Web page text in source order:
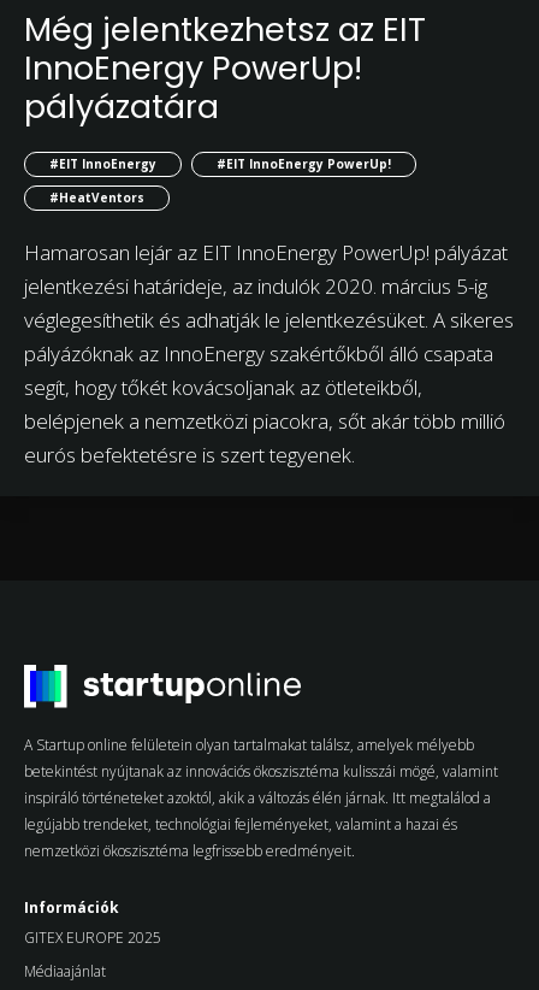
Még jelentkezhetsz az EIT
InnoEnergy PowerUp!
pályázatára
#EIT InnoEnergy
#EIT InnoEnergy PowerUp!
#HeatVentors
Hamarosan lejár az EIT InnoEnergy PowerUp! pályázat
jelentkezési határideje, az indulók 2020. március 5-ig
véglegesíthetik és adhatják le jelentkezésüket. A sikeres
pályázóknak az InnoEnergy szakértőkből álló csapata
segít, hogy tőkét kovácsoljanak az ötleteikből,
belépjenek a nemzetközi piacokra, sőt akár több millió
eurós befektetésre is szert tegyenek.
A Startup online felületein olyan tartalmakat találsz, amelyek mélyebb
betekintést nyújtanak az innovációs ökoszisztéma kulisszái mögé, valamint
inspiráló történeteket azoktól, akik a változás élén járnak. Itt megtalálod a
legújabb trendeket, technológiai fejleményeket, valamint a hazai és
nemzetközi ökoszisztéma legfrissebb eredményeit.
Információk
GITEX EUROPE 2025
Médiaajánlat